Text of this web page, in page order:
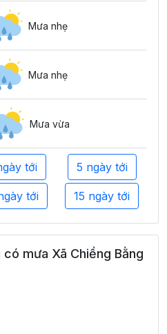
Mưa nhẹ
Mưa nhẹ
Mưa vừa
tới 5 ngày tới
tới 15 ngày tới
mưa Xã Chiềng Bằng